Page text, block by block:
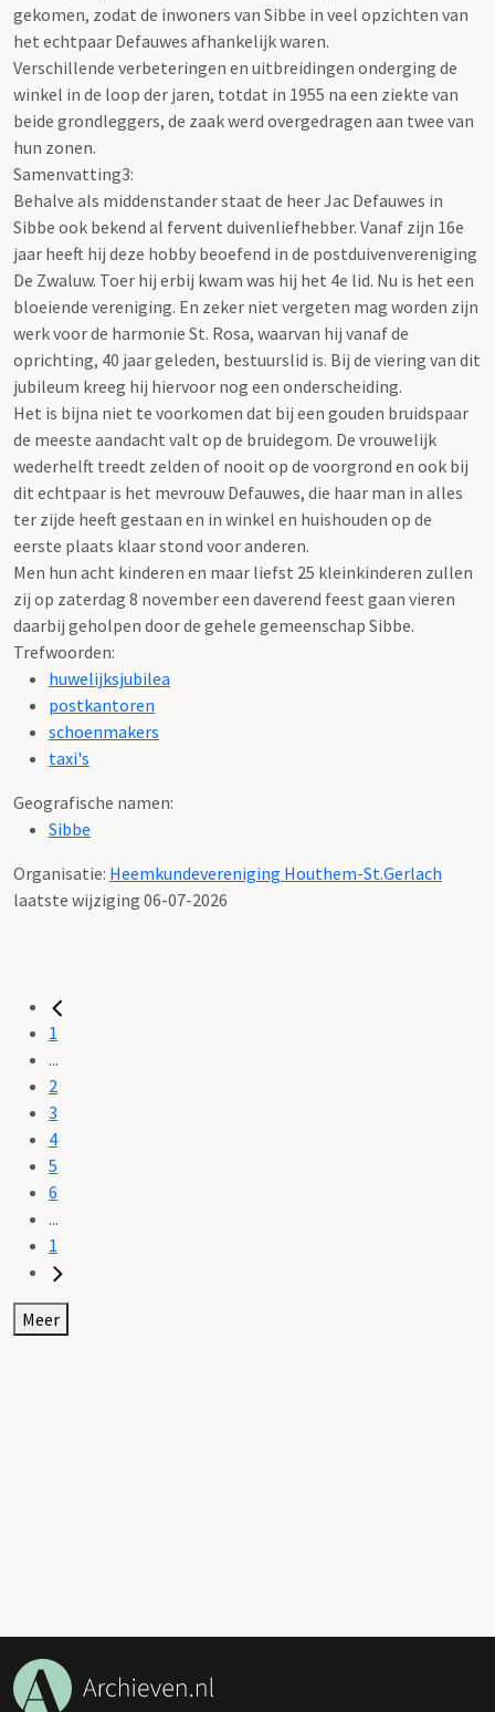
gekomen, zodat de inwoners van Sibbe in veel opzichten van
het echtpaar Defauwes afhankelijk waren.
Verschillende verbeteringen en uitbreidingen onderging de
winkel in de loop der jaren, totdat in 1955 na een ziekte van
beide grondleggers, de zaak werd overgedragen aan twee van
hun zonen.
Samenvatting3:
Behalve als middenstander staat de heer Jac Defauwes in
Sibbe ook bekend al fervent duivenliefhebber. Vanaf zijn 16e
jaar heeft hij deze hobby beoefend in de postduivenvereniging
De Zwaluw. Toer hij erbij kwam was hij het 4e lid. Nu is het een
bloeiende vereniging. En zeker niet vergeten mag worden zijn
werk voor de harmonie St. Rosa, waarvan hij vanaf de
oprichting, 40 jaar geleden, bestuurslid is. Bij de viering van dit
jubileum kreeg hij hiervoor nog een onderscheiding.
Het is bijna niet te voorkomen dat bij een gouden bruidspaar
de meeste aandacht valt op de bruidegom. De vrouwelijk
wederhelft treedt zelden of nooit op de voorgrond en ook bij
dit echtpaar is het mevrouw Defauwes, die haar man in alles
ter zijde heeft gestaan en in winkel en huishouden op de
eerste plaats klaar stond voor anderen.
Men hun acht kinderen en maar liefst 25 kleinkinderen zullen
zij op zaterdag 8 november een daverend feest gaan vieren
daarbij geholpen door de gehele gemeenschap Sibbe.
Trefwoorden:
huwelijksjubilea
postkantoren
schoenmakers
taxi's
Geografische namen:
Sibbe
Organisatie: Heemkundevereniging Houthem-St.Gerlach
laatste wijziging 06-07-2026
1
...
2
3
4
5
6
...
1
Meer